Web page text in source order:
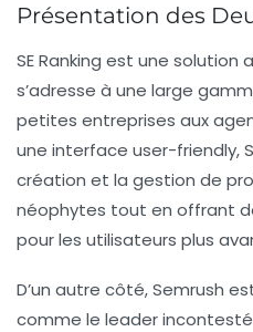
Présentation des
SE Ranking est une solution
s’adresse à une large
petites entreprises aux
une interface user-friendly,
création et la gestion de
néophytes tout en offrant
pour les utilisateurs plus
D’un autre côté,Semrush
comme le leader